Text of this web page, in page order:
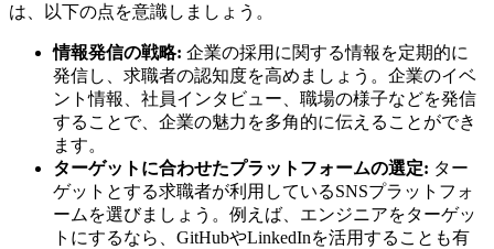
は、以下の点を意識しましょう。
情報発信の戦略: 企業の採用に関する情報を定期的に
発信し、求職者の認知度を高めましょう。企業のイベ
ント情報、社員インタビュー、職場の様子などを発信
することで、企業の魅力を多角的に伝えることができ
ます。
ターゲットに合わせたプラットフォームの選定: ター
ゲットとする求職者が利用しているSNSプラットフォ
ームを選びましょう。例えば、エンジニアをターゲッ
トにするなら、GitHubやLinkedInを活用することも有